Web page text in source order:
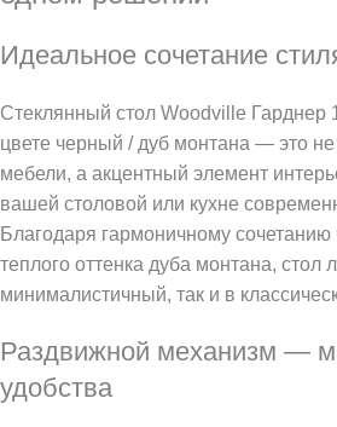
Идеальное сочетание
Стеклянный стол Woodville Гарднер
цвете черный / дуб монтана — это
мебели, а акцентный элемент
вашей столовой или кухне
Благодаря гармоничному сочетанию
теплого оттенка дуба монтана, стол
минималистичный, так и в
Раздвижной механизм —
удобства